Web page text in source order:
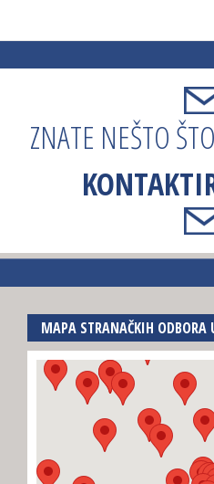
ZNATE NEŠTO
MAPA STRANAČKIH ODBORA